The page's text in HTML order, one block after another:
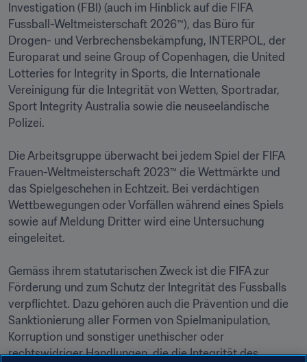
Investigation (FBI) (auch im Hinblick auf die FIFA
Fussball-Weltmeisterschaft 2026™), das Büro für
Drogen- und Verbrechensbekämpfung, INTERPOL, der
Europarat und seine Group of Copenhagen, die United
Lotteries for Integrity in Sports, die Internationale
Vereinigung für die Integrität von Wetten, Sportradar,
Sport Integrity Australia sowie die neuseeländische
Polizei.
Die Arbeitsgruppe überwacht bei jedem Spiel der FIFA
Frauen-Weltmeisterschaft 2023™ die Wettmärkte und
das Spielgeschehen in Echtzeit. Bei verdächtigen
Wettbewegungen oder Vorfällen während eines Spiels
sowie auf Meldung Dritter wird eine Untersuchung
eingeleitet.
Gemäss ihrem statutarischen Zweck ist die FIFA zur
Förderung und zum Schutz der Integrität des Fussballs
verpflichtet. Dazu gehören auch die Prävention und die
Sanktionierung aller Formen von Spielmanipulation,
Korruption und sonstiger unethischer oder
rechtswidriger Handlungen, die die Integrität des